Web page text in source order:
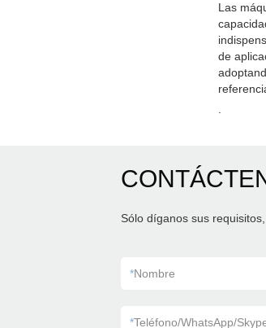
Las
de
Sólo díganos sus
*Nombre
*Teléfono/WhatsApp/